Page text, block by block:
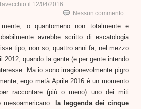
il 12/04/2016
Nessun commento
o quantomeno non totalmente e
avrebbe scritto di escatologia
tipo, non so, quattro anni fa, nel mezzo
2012, quando la gente (e per gente intendo
Ma io sono irragionevolmente pigro
ergo metà Aprile 2016 è un momento
raccontare (più o meno) uno dei miti
mesoamericano: la leggenda dei cinque